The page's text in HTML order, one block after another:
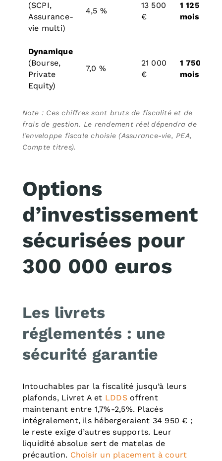
(SCPI,
Assurance-
vie multi)
4,5 %
13 500
€
1 125 € /
mois
Dynamique
(Bourse,
Private
Equity)
7,0 %
21 000
€
1 750 € /
mois
Note : Ces chiffres sont bruts de fiscalité et de
frais de gestion. Le rendement réel dépendra de
l’enveloppe fiscale choisie (Assurance-vie, PEA,
Compte titres).
Options
d’investissement
sécurisées pour
300 000 euros
Les livrets
réglementés : une
sécurité garantie
Intouchables par la fiscalité jusqu’à leurs
plafonds, Livret A et LDDSoffrent
maintenant entre 1,7%-2,5%. Placés
intégralement, ils hébergeraient 34 950 € ;
le reste exige d’autres supports. Leur
liquidité absolue sert de matelas de
précaution. Choisir un placement à court